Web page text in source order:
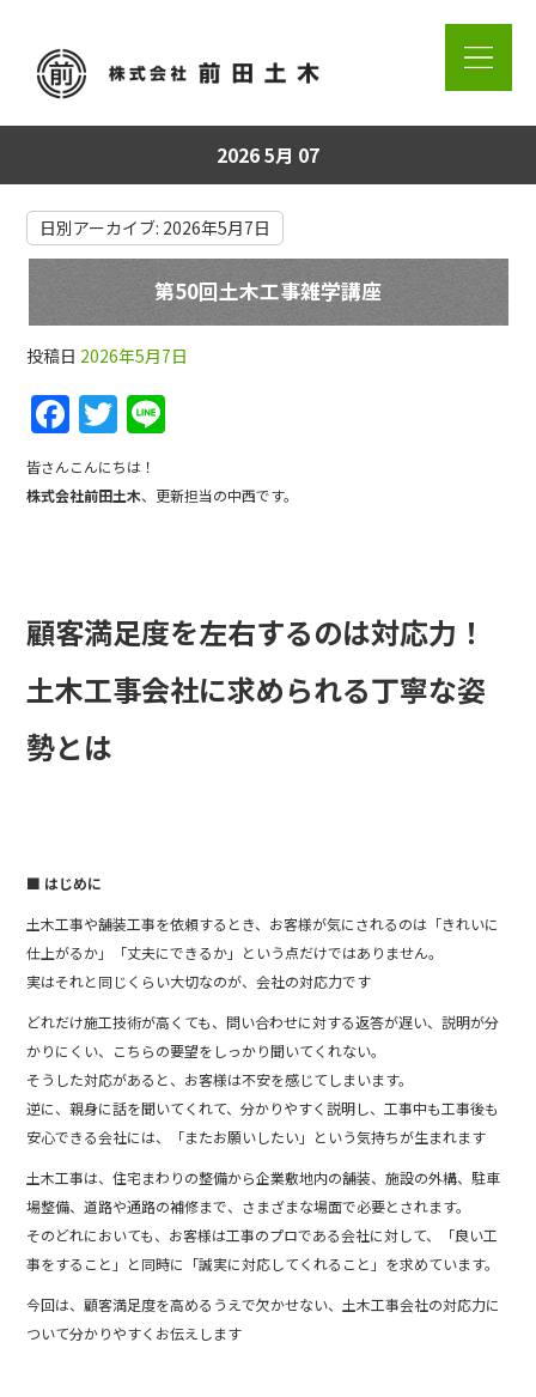
2026 5月 07
日別アーカイブ: 2026年5月7日
第50回土木工事雑学講座
投稿日 2026年5月7日
F
a
c
o
o
k
T
w
itt e
皆さんこんにちは！
株式会社前田土木、更新担当の中西です。
顧客満足度を左右するのは対応力！
土木工事会社に求められる丁寧な姿
勢とは
■ はじめに
土木工事や舗装工事を依頼するとき、お客様が気にされるのは「きれいに
仕上がるか」「丈夫にできるか」という点だけではありません。
実はそれと同じくらい大切なのが、会社の対応力です
どれだけ施工技術が高くても、問い合わせに対する返答が遅い、説明が分
かりにくい、こちらの要望をしっかり聞いてくれない。
そうした対応があると、お客様は不安を感じてしまいます。
逆に、親身に話を聞いてくれて、分かりやすく説明し、工事中も工事後も
安心できる会社には、「またお願いしたい」という気持ちが生まれます
土木工事は、住宅まわりの整備から企業敷地内の舗装、施設の外構、駐車
場整備、道路や通路の補修まで、さまざまな場面で必要とされます。
そのどれにおいても、お客様は工事のプロである会社に対して、「良い工
事をすること」と同時に「誠実に対応してくれること」を求めています。
今回は、顧客満足度を高めるうえで欠かせない、土木工事会社の対応力に
ついて分かりやすくお伝えします